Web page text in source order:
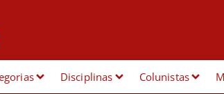
Disciplinas Colunistas